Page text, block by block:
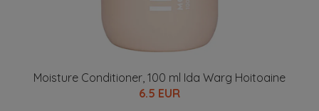
Moisture Conditioner, 100 ml Ida Warg Hoitoaine
6.5 EUR